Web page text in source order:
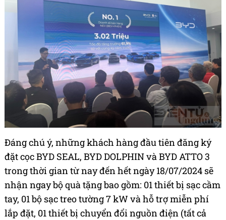
Đáng chú ý, những khách hàng đầu tiên đăng ký
đặt cọc BYD SEAL, BYD DOLPHIN và BYD ATTO 3
trongthời gian từ nay đến hết ngày 18/07/2024 sẽ
nhận ngay bộ quà tặng bao gồm: 01 thiết bị sạc cầm
tay, 01 bộ sạc treo tường 7 kW và hỗ trợ miễn phí
lắp đặt, 01 thiết bị chuyển đổi nguồn điện (tất cả